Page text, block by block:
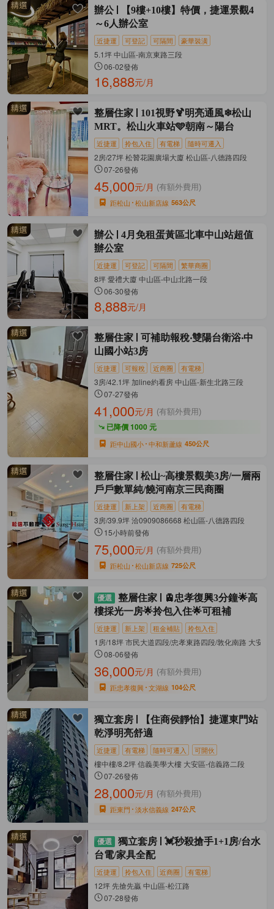
辦公
【9樓+10樓】特價，捷運景觀4
～6人辦公室
近捷運 可登記 可隔間 豪華裝潢
5.1坪 中山區-南京東路三段
06-02發佈
16,888元/月
整層住家
101視野🍹明亮通風❄松山
MRT。松山火車站🩵朝南～陽台
近捷運 拎包入住 有電梯 隨時可遷入
2房/27坪 松贊花園廣場大廈 松山區-八德路四段
07-26發佈
45,000元/月 (有額外費用)
距松山 松山新店線 563公尺
辦公
4月免租蛋黃區北車中山站超值
辦公室
近捷運 可登記 可隔間 繁華商圈
8坪 愛禮大廈 中山區-中山北路一段
06-30發佈
8,888元/月
整層住家
可補助報稅‧雙陽台衛浴‧中
山國小站3房
近捷運 可報稅 近商圈 有電梯
3房/42.1坪 加line約看房 中山區-新生北路三段
07-27發佈
41,000元/月 (有額外費用)
已降價 1000 元
距中山國小 中和新蘆線 450公尺
整層住家
松山~高樓景觀美3房/一層兩
戶戶數單純/饒河南京三民商圈
近捷運 新上架 近商圈 有電梯
3房/39.9坪 洽0909086668 松山區-八德路四段
15小時前發佈
75,000元/月 (有額外費用)
距松山 松山新店線 725公尺
整層住家
🚊忠孝復興3分鐘🌟高
樓採光一房🌟拎包入住🌟可租補
近捷運 新上架 租金補貼 拎包入住
1房/18坪 市民大道四段/忠孝東路四段/敦化南路 大安區
08-06發佈
36,000元/月 (有額外費用)
距忠孝復興 文湖線 104公尺
獨立套房
【住商侯靜怡】捷運東門站
乾淨明亮舒適
近捷運 有電梯 隨時可遷入 可開伙
樓中樓/8.2坪 信義美學大樓 大安區-信義路二段
07-26發佈
28,000元/月 (有額外費用)
距東門 淡水信義線 247公尺
獨立套房
💓秒殺搶手1+1房/台水
台電/家具全配
近捷運 拎包入住 近商圈 有電梯
12坪 先搶先贏 中山區-松江路
07-28發佈